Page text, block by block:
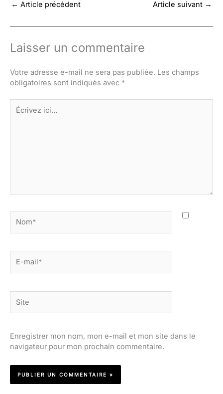
← Article précédent Article suivant →
Laisser un commentaire
Votre adresse e-mail ne sera pas publiée. Les champs
obligatoires sont indiqués avec *
Écrivez
ici…
mail*
Enregistrer mon nom, mon e-mail et mon site dans le
navigateur pour mon prochain commentaire.